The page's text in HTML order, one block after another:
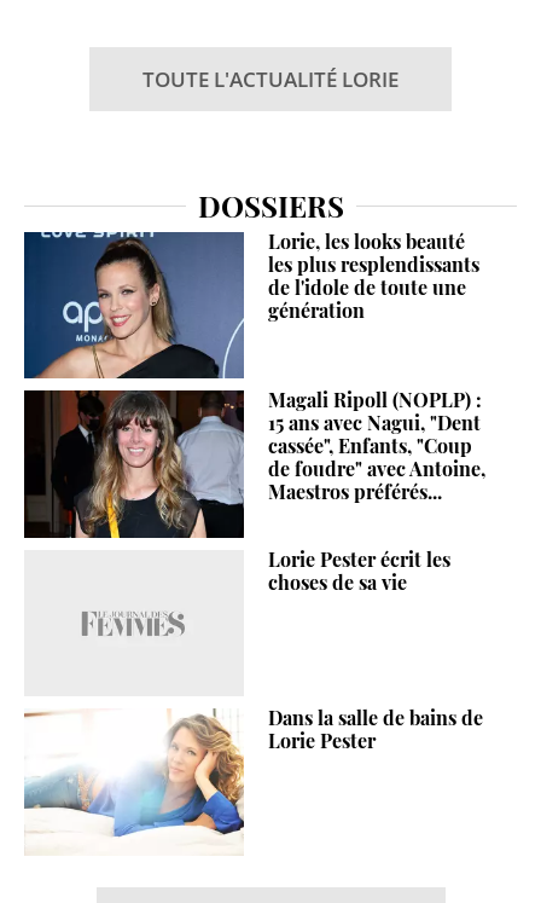
TOUTE L'ACTUALITÉ LORIE
DOSSIERS
Lorie, les looks beauté
les plus resplendissants
de l'idole de toute une
génération
Magali Ripoll (NOPLP) :
15 ans avec Nagui, "Dent
cassée", Enfants, "Coup
de foudre" avec Antoine,
Maestros préférés...
Lorie Pester écrit les
choses de sa vie
Dans la salle de bains de
Lorie Pester